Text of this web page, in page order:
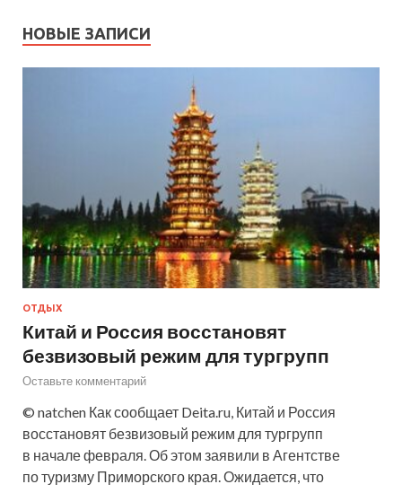
НОВЫЕ ЗАПИСИ
ОТДЫХ
Китай и Россия восстановят
безвизовый режим для тургрупп
Оставьте комментарий
© natchen Как сообщает Deita.ru, Китай и Россия
восстановят безвизовый режим для тургрупп
в начале февраля. Об этом заявили в Агентстве
по туризму Приморского края. Ожидается, что